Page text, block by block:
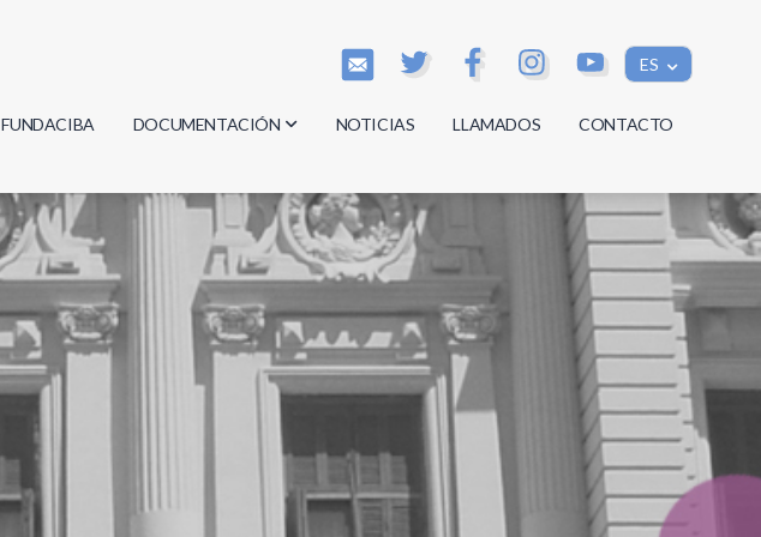
ES
FUNDACIBA DOCUMENTACIÓN
Actas
Reglamentos
Documentos
NOTICIAS LLAMADOS CONTACTO